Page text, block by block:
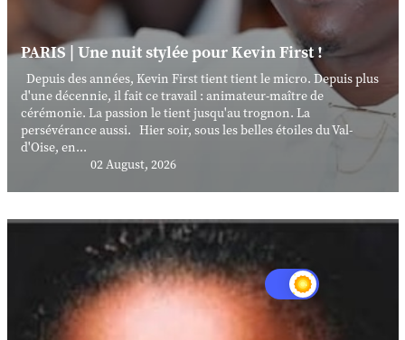
PARIS | Une nuit stylée pour Kevin First !
Depuis des années, Kevin First tient tient le micro. Depuis plus
d'une décennie, il fait ce travail : animateur-maître de
cérémonie. La passion le tient jusqu'au trognon. La
persévérance aussi. Hier soir, sous les belles étoiles du Val-
d'Oise, en...
02 August, 2026